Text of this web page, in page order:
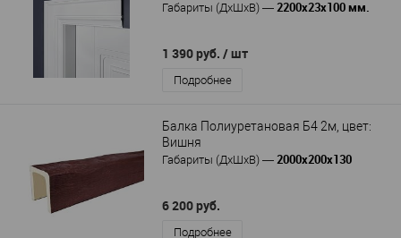
Габариты (ДхШхВ) — 2200х23х100 мм.
1 390 руб. / шт
Подробнее
Балка Полиуретановая Б4 2м, цвет:
Вишня
Габариты (ДхШхВ) — 2000х200х130
6 200 руб.
Подробнее